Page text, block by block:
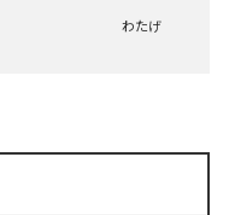
わたげ